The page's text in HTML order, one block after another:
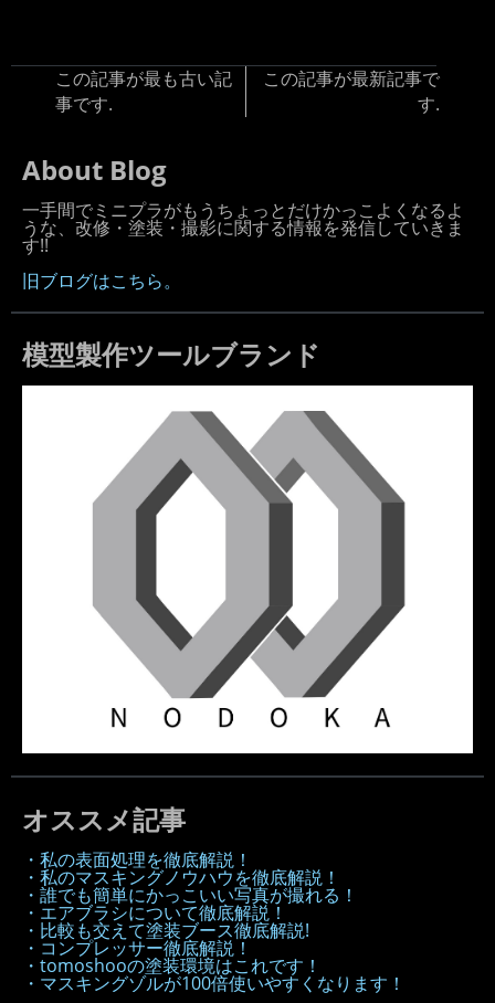
この記事が最も古い記
事です.
この記事が最新記事で
す.
About Blog
一手間でミニプラがもうちょっとだけかっこよくなるよ
うな、改修・塗装・撮影に関する情報を発信していきま
す!!
旧ブログはこちら。
模型製作ツールブランド
オススメ記事
・私の表面処理を徹底解説！
・私のマスキングノウハウを徹底解説！
・誰でも簡単にかっこいい写真が撮れる！
・エアブラシについて徹底解説！
・比較も交えて塗装ブース徹底解説!
・コンプレッサー徹底解説！
・tomoshooの塗装環境はこれです！
・マスキングゾルが100倍使いやすくなります！